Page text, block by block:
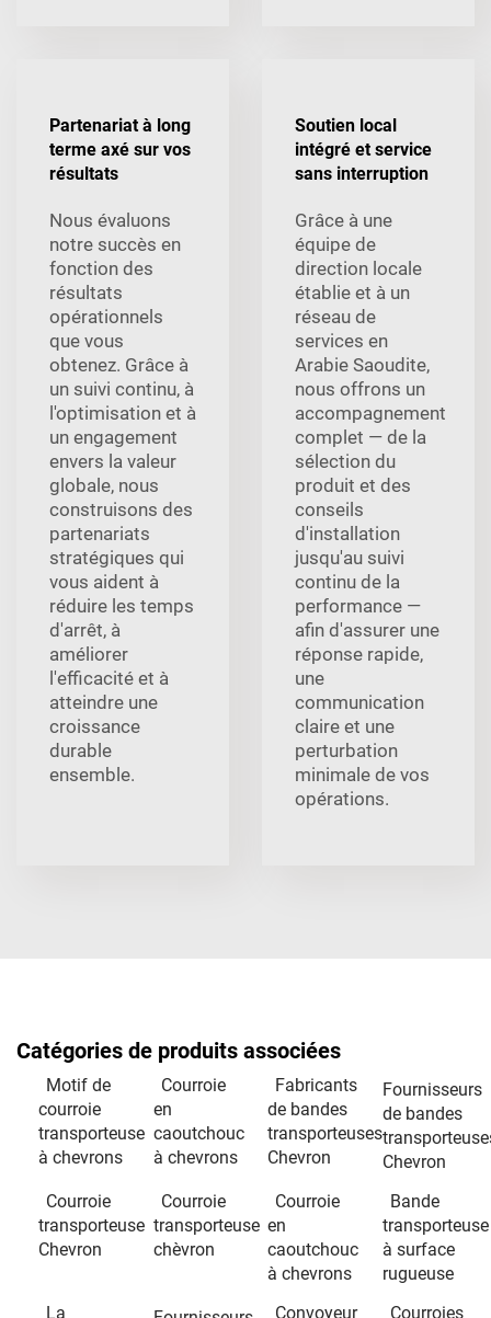
Partenariat à long
terme axé sur vos
résultats
Nous évaluons
notre succès en
fonction des
résultats
opérationnels
que vous
obtenez. Grâce à
un suivi continu, à
l'optimisation et à
un engagement
envers la valeur
globale, nous
construisons des
partenariats
stratégiques qui
vous aident à
réduire les temps
d'arrêt, à
améliorer
l'efficacité et à
atteindre une
croissance
durable
ensemble.
Soutien local
intégré et service
sans interruption
Grâce à une
équipe de
direction locale
établie et à un
réseau de
services en
Arabie Saoudite,
nous offrons un
accompagnement
complet — de la
sélection du
produit et des
conseils
d'installation
jusqu'au suivi
continu de la
performance —
afin d'assurer une
réponse rapide,
une
communication
claire et une
perturbation
minimale de vos
opérations.
Catégories de produits associées
Motif de
courroie
transporteuse
à chevrons
Courroie
en
caoutchouc
à chevrons
Fabricants
de bandes
transporteuses
Chevron
Fournisseurs
de bandes
Chevron
Courroie
transporteuse
Chevron
Courroie
transporteuse
chèvron
Courroie
en
caoutchouc
à chevrons
Bande
transporteuse
à surface
rugueuse
La
Convoyeur
Courroies